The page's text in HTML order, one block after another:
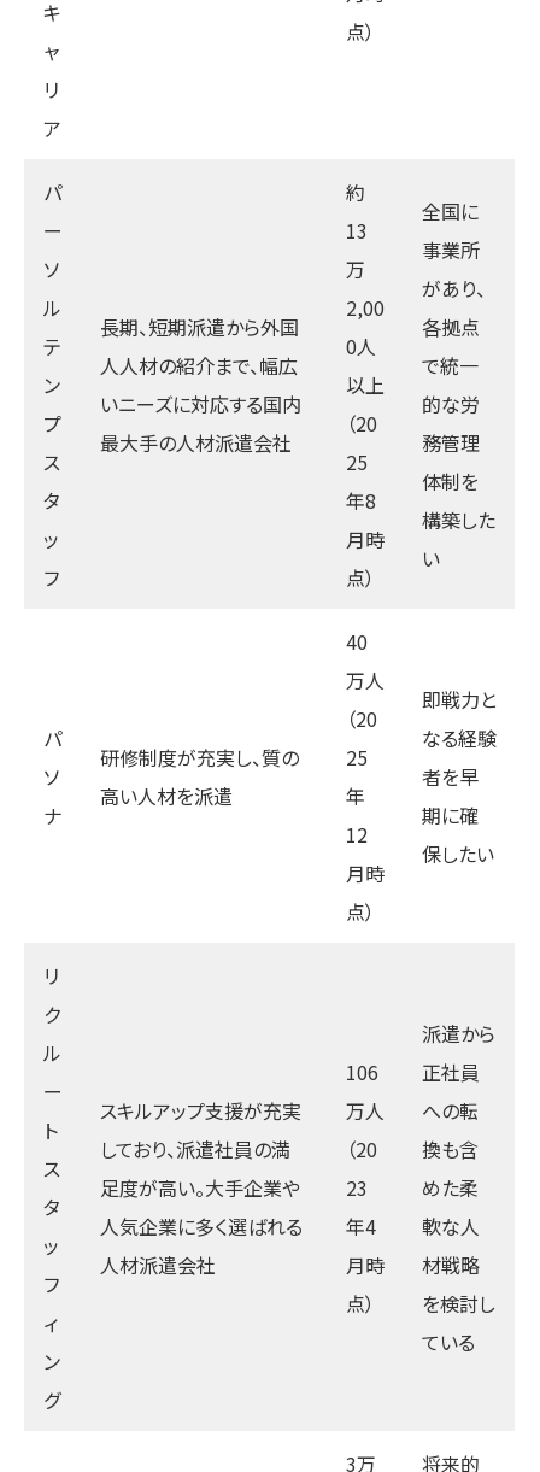
キ
ャ
リ
ア
点）
パ
ー
ソ
ル
テ
ン
プ
ス
タ
ッ
フ
長期、短期派遣から外国
人人材の紹介まで、幅広
いニーズに対応する国内
最大手の人材派遣会社
約
13
万
2,00
0人
以上
（20
25
年8
月時
点）
全国に
事業所
があり、
各拠点
で統一
的な労
務管理
体制を
構築した
い
パ
ソ
ナ
研修制度が充実し、質の
高い人材を派遣
40
万人
（20
25
年
12
月時
点）
即戦力と
なる経験
者を早
期に確
保したい
リ
ク
ル
ー
ト
ス
タ
ッ
フ
ィ
ン
グ
スキルアップ支援が充実
しており、派遣社員の満
足度が高い。大手企業や
人気企業に多く選ばれる
人材派遣会社
106
万人
（20
23
年4
月時
点）
派遣から
正社員
への転
換も含
めた柔
軟な人
材戦略
を検討し
ている
3万 将来的